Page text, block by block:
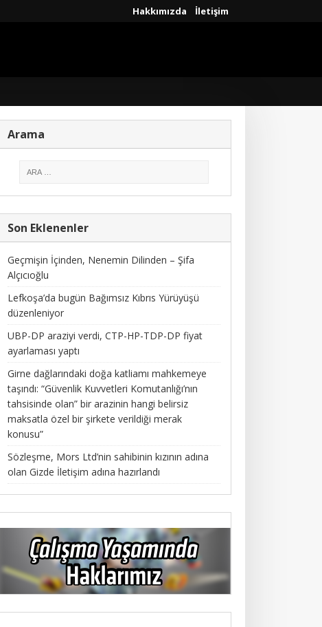
Hakkımızda İletişim
Arama
Son Eklenenler
Geçmişin İçinden, Nenemin Dilinden – Şifa
Alçıcıoğlu
Lefkoşa’da bugün Bağımsız Kıbrıs Yürüyüşü
düzenleniyor
UBP-DP araziyi verdi, CTP-HP-TDP-DP fiyat
ayarlaması yaptı
Girne dağlarındaki doğa katliamı mahkemeye
taşındı: “Güvenlik Kuvvetleri Komutanlığı’nın
tahsisinde olan” bir arazinin hangi belirsiz
maksatla özel bir şirkete verildiği merak
konusu”
Sözleşme, Mors Ltd’nin sahibinin kızının adına
olan Gizde İletişim adına hazırlandı